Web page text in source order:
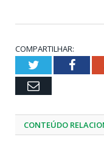
COMPARTILHAR:
Twitter
Email
CONTEÚDO